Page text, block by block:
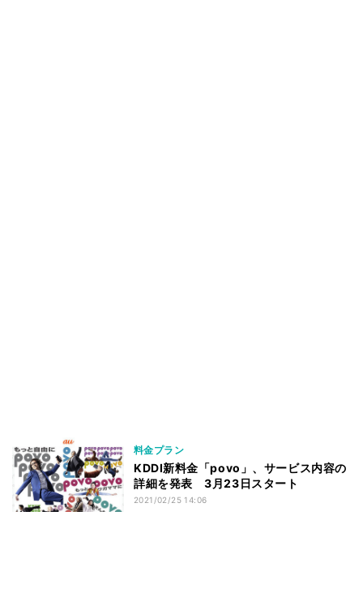
料金プラン
KDDI新料金「povo」、サービス内容の
詳細を発表 3月23日スタート
2021/02/25 14:06